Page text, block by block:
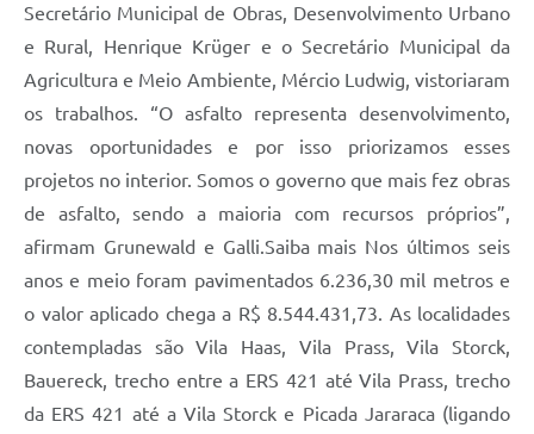
Secretário Municipal de Obras, Desenvolvimento Urbano
e Rural, Henrique Krüger e o Secretário Municipal da
Agricultura e Meio Ambiente, Mércio Ludwig, vistoriaram
os trabalhos. “O asfalto representa desenvolvimento,
novas oportunidades e por isso priorizamos esses
projetos no interior. Somos o governo que mais fez obras
de asfalto, sendo a maioria com recursos próprios”,
afirmam Grunewald e Galli.Saiba mais Nos últimos seis
anos e meio foram pavimentados 6.236,30 mil metros e
o valor aplicado chega a R$ 8.544.431,73. As localidades
contempladas são Vila Haas, Vila Prass, Vila Storck,
Bauereck, trecho entre a ERS 421 até Vila Prass, trecho
da ERS 421 até a Vila Storck e Picada Jararaca (ligando